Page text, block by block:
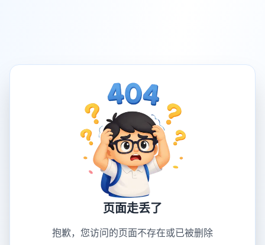
页面走丢了
抱歉，您访问的页面不存在或已被删除